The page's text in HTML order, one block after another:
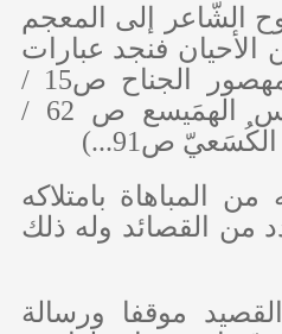
الشّاعر إلى المعجم
فنجد عبارات
من نوع (الرّوق / مهصور الجناح ص15 /
هملج النّوم / النّعاس الهمَيسع ص 62 /
المباهاة بامتلاكه
من القصائد وله ذلك
موقفا ورسالة